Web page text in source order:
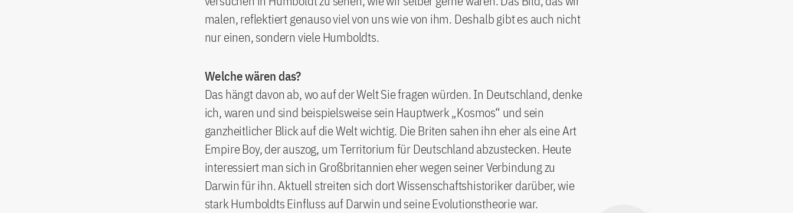
malen, reflektiert genauso viel von uns wie von ihm. Deshalb gibt es auch nicht
nur einen, sondern viele Humboldts.
Welche wären das?
Das hängt davon ab, wo auf der Welt Sie fragen würden. In Deutschland, denke
ich, waren und sind beispielsweise sein Hauptwerk „Kosmos“ und sein
ganzheitlicher Blick auf die Welt wichtig. Die Briten sahen ihn eher als eine Art
Empire Boy, der auszog, um Territorium für Deutschland abzustecken. Heute
interessiert man sich in Großbritannien eher wegen seiner Verbindung zu
Darwin für ihn. Aktuell streiten sich dort Wissenschaftshistoriker darüber, wie
stark Humboldts Einfluss auf Darwin und seine Evolutionstheorie war.